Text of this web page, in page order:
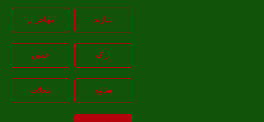
شازند مهاجران
اراک خمين
ساوه محلات